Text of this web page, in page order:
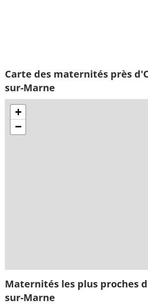
Carte des maternités près
sur-Marne
+
−
Maternités les plus proches
sur-Marne